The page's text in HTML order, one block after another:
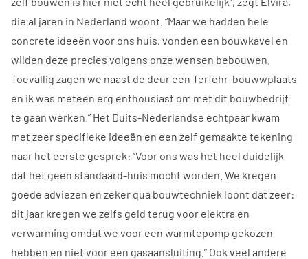
die al jaren in Nederland woont. “Maar we hadden hele
concrete ideeën voor ons huis, vonden een bouwkavel en
wilden deze precies volgens onze wensen bebouwen.
Toevallig zagen we naast de deur een Terfehr-bouwwplaats
en ik was meteen erg enthousiast om met dit bouwbedrijf
te gaan werken.” Het Duits-Nederlandse echtpaar kwam
met zeer specifieke ideeën en een zelf gemaakte tekening
naar het eerste gesprek: “Voor ons was het heel duidelijk
dat het geen standaard-huis mocht worden. We kregen
goede adviezen en zeker qua bouwtechniek loont dat zeer:
dit jaar kregen we zelfs geld terug voor elektra en
verwarming omdat we voor een warmtepomp gekozen
hebben en niet voor een gasaansluiting.” Ook veel andere